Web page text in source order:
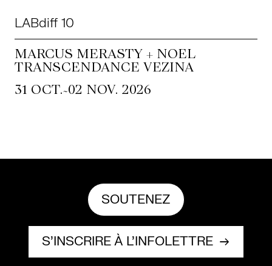
LABdiff 10
MARCUS MERASTY + NOEL
TRANSCENDANCE VEZINA
31 OCT.~02 NOV. 2026
SOUTENEZ
S’INSCRIRE À L’INFOLETTRE